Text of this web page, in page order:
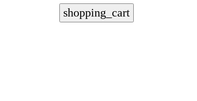
shopping_cart